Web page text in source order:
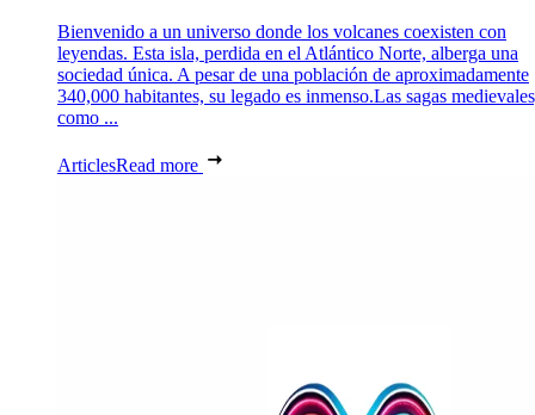
Bienvenido a un universo donde los volcanes coexisten con
leyendas. Esta isla, perdida en el Atlántico Norte, alberga una
sociedad única. A pesar de una población de aproximadamente
340,000 habitantes, su legado es inmenso.Las sagas
como ...
ArticlesRead more